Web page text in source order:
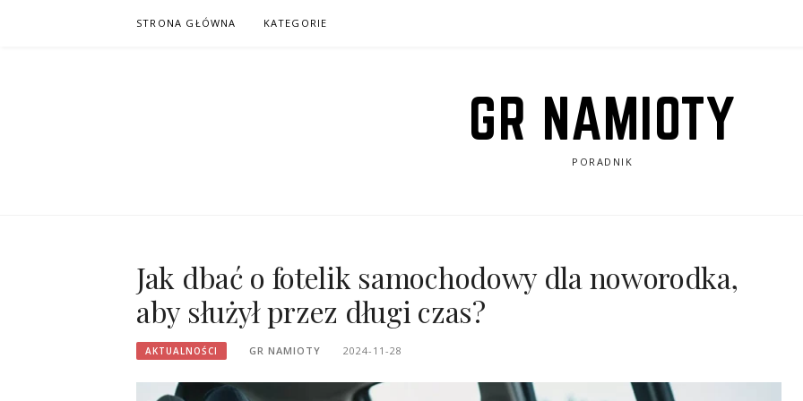
STRONA GŁÓWNA KATEGORIE
GR NAMIOTY
PORADNIK
Jak dbać o fotelik samochodowy dla noworodka,
aby służył przez długi czas?
AKTUALNOŚCI GR NAMIOTY 2024-11-28